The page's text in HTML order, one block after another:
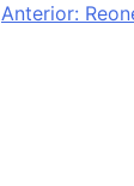
Anterior: